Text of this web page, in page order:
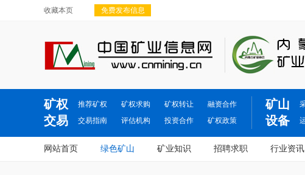
收藏本页 免费发布信息
矿权
交易
推荐矿权 矿权求购 矿权转让
融资合作
交易指南
评估机构 投资合作 矿权政策
矿山
设备
网站首页 绿色矿山 矿业知识 招聘求职 行业资讯